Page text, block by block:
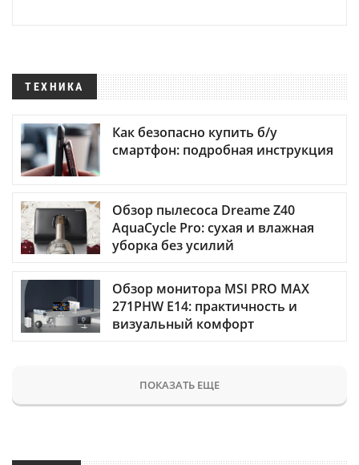
ТЕХНИКА
Как безопасно купить б/у
смартфон: подробная инструкция
Обзор пылесоса Dreame Z40
AquaCycle Pro: сухая и влажная
уборка без усилий
Обзор монитора MSI PRO MAX
271PHW E14: практичность и
визуальный комфорт
ПОКАЗАТЬ ЕЩЕ